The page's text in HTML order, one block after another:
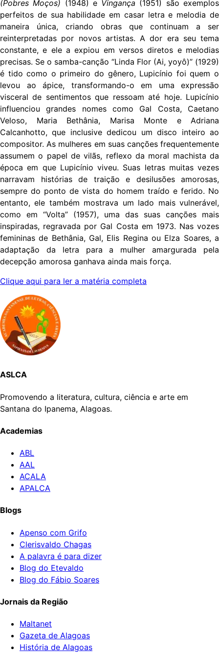
(Pobres Moços) (1948) e Vingança (1951) são exemplos
perfeitos de sua habilidade em casar letra e melodia de
maneira única, criando obras que continuam a ser
reinterpretadas por novos artistas. A dor era seu tema
constante, e ele a expiou em versos diretos e melodias
precisas. Se o samba-canção “Linda Flor (Ai, yoyô)” (1929)
é tido como o primeiro do gênero, Lupicínio foi quem o
levou ao ápice, transformando-o em uma expressão
visceral de sentimentos que ressoam até hoje. Lupicínio
influenciou grandes nomes como Gal Costa, Caetano
Veloso, Maria Bethânia, Marisa Monte e Adriana
Calcanhotto, que inclusive dedicou um disco inteiro ao
compositor. As mulheres em suas canções frequentemente
assumem o papel de vilãs, reflexo da moral machista da
época em que Lupicínio viveu. Suas letras muitas vezes
narravam histórias de traição e desilusões amorosas,
sempre do ponto de vista do homem traído e ferido. No
entanto, ele também mostrava um lado mais vulnerável,
como em “Volta” (1957), uma das suas canções mais
inspiradas, regravada por Gal Costa em 1973. Nas vozes
femininas de Bethânia, Gal, Elis Regina ou Elza Soares, a
adaptação da letra para a mulher amargurada pela
decepção amorosa ganhava ainda mais força.
Clique aqui para ler a matéria completa
ASLCA
Promovendo a literatura, cultura, ciência e arte em
Santana do Ipanema, Alagoas.
Academias
ABL
AAL
ACALA
APALCA
Blogs
Apenso com Grifo
Clerisvaldo Chagas
A palavra é para dizer
Blog do Etevaldo
Blog do Fábio Soares
Jornais da Região
Maltanet
Gazeta de Alagoas
História de Alagoas